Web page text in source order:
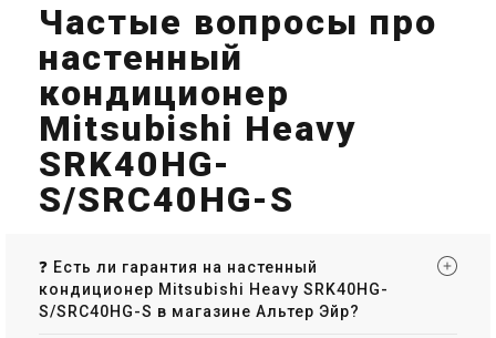
Частые вопросы про
настенный
кондиционер
Mitsubishi Heavy
SRK40HG-
S/SRC40HG-S
❓ Есть ли гарантия на настенный
кондиционер Mitsubishi Heavy SRK40HG-
S/SRC40HG-S в магазине Альтер Эйр?